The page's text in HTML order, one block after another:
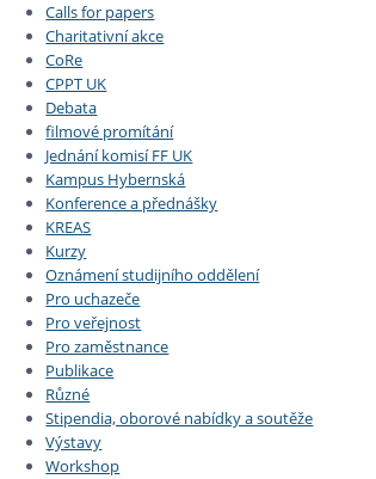
Dozvědět se více
Podat přihlášku
Dozvědět se více
Dozvědět se více
Dozvědět se více
Calls for papers
Charitativní akce
CoRe
CPPT UK
Debata
filmové promítání
Jednání komisí FF UK
Kampus Hybernská
Konference a přednášky
KREAS
Kurzy
Oznámení studijního oddělení
Pro uchazeče
Pro veřejnost
Pro zaměstnance
Publikace
Různé
Stipendia, oborové nabídky a soutěže
Výstavy
Workshop